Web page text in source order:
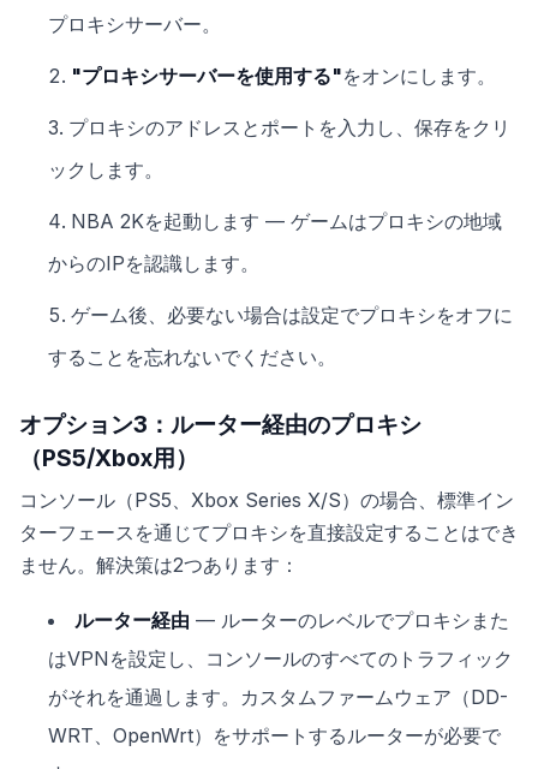
プロキシサーバー。
"プロキシサーバーを使用する"をオンにします。
プロキシのアドレスとポートを入力し、保存をクリ
ックします。
NBA 2Kを起動します — ゲームはプロキシの地域
からのIPを認識します。
ゲーム後、必要ない場合は設定でプロキシをオフに
することを忘れないでください。
オプション3：ルーター経由のプロキシ
（PS5/Xbox用）
コンソール（PS5、Xbox Series X/S）の場合、標準イン
ターフェースを通じてプロキシを直接設定することはでき
ません。解決策は2つあります：
ルーター経由 — ルーターのレベルでプロキシまた
はVPNを設定し、コンソールのすべてのトラフィック
がそれを通過します。カスタムファームウェア（DD-
WRT、OpenWrt）をサポートするルーターが必要で